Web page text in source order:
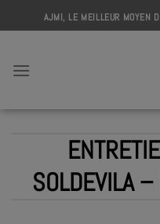
to
AJMI, LE MEILLEUR MOYEN
SOLDEVILA